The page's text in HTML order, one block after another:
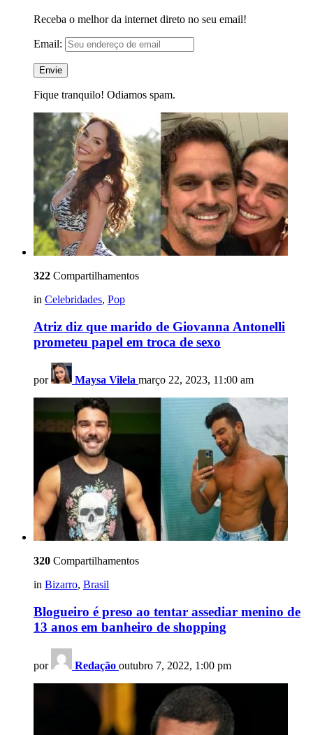
Receba o melhor da internet direto no seu email!
Email:
Fique tranquilo! Odiamos spam.
322 Compartilhamentos
in Celebridades, Pop
Atriz diz que marido de Giovanna Antonelli
prometeu papel em troca de sexo
por Maysa Vilela março 22, 2023, 11:00 am
320 Compartilhamentos
in Bizarro, Brasil
Blogueiro é preso ao tentar assediar menino de
13 anos em banheiro de shopping
por Redação outubro 7, 2022, 1:00 pm